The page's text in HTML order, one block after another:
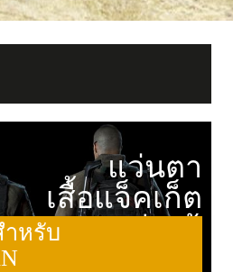
แว่นตา
เสื้อแจ็คเก็ต
หรับ